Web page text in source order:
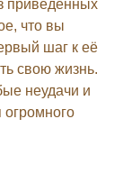
приведённых
что вы
шаг к её
свою жизнь.
неудачи и